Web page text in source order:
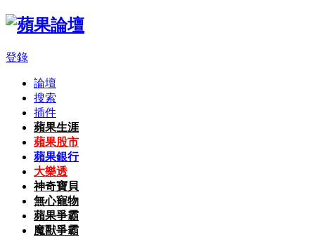
登錄
論壇
搜索
插件
蘋果生涯
蘋果股市
蘋果銀行
大樂透
神奇寶貝
無心寵物
蘋果爭霸
魔獸爭霸